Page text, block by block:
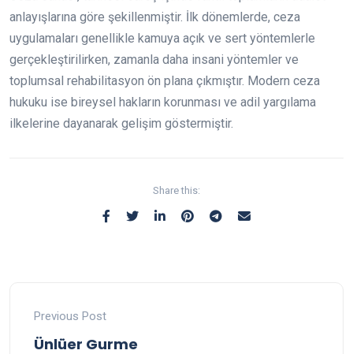
anlayışlarına göre şekillenmiştir. İlk dönemlerde, ceza
uygulamaları genellikle kamuya açık ve sert yöntemlerle
gerçekleştirilirken, zamanla daha insani yöntemler ve
toplumsal rehabilitasyon ön plana çıkmıştır. Modern ceza
hukuku ise bireysel hakların korunması ve adil yargılama
ilkelerine dayanarak gelişim göstermiştir.
Share this:
Previous Post
Ünlüer Gurme